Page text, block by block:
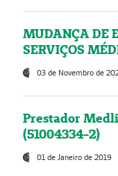
MUDANÇA DE
SERVIÇOS
03 de Novembro de
Prestador
(51004334-2)
01 de Janeiro de 2019